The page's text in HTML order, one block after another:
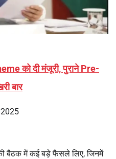
को दी मंजूरी, पुराने Pre-
बार
बैठक में कई बड़े फैसले लिए, जिनमें